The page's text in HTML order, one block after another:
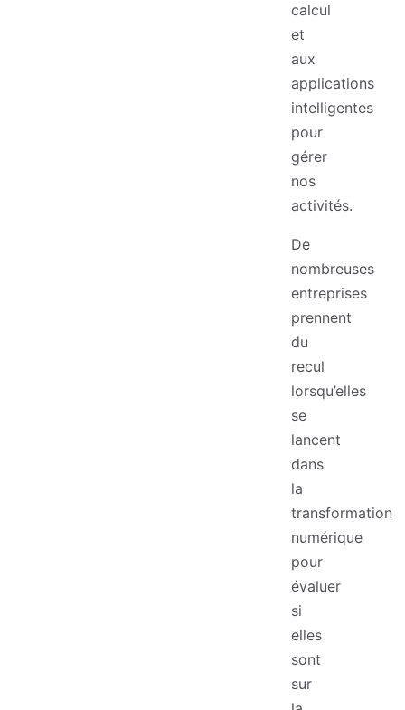
calcul
et
aux
applications
intelligentes
pour
gérer
nos
activités.
De
nombreuses
entreprises
prennent
du
recul
lorsqu’elles
se
lancent
dans
la
transformation
numérique
pour
évaluer
si
elles
sont
sur